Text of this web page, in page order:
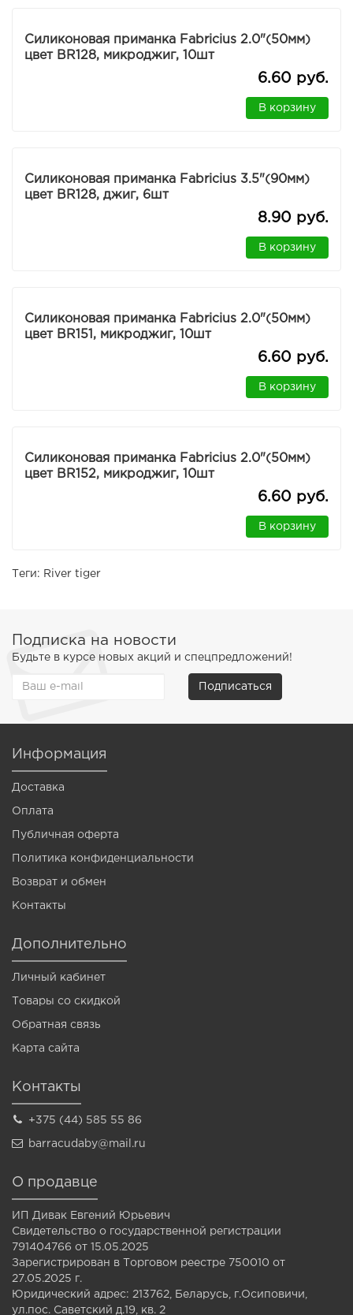
Силиконовая приманка Fabricius 2.0"(50мм)
цвет BR128, микроджиг, 10шт
6.60 руб.
В корзину
Силиконовая приманка Fabricius 3.5"(90мм)
цвет BR128, джиг, 6шт
8.90 руб.
В корзину
Силиконовая приманка Fabricius 2.0"(50мм)
цвет BR151, микроджиг, 10шт
6.60 руб.
В корзину
Силиконовая приманка Fabricius 2.0"(50мм)
цвет BR152, микроджиг, 10шт
6.60 руб.
В корзину
Теги: River tiger
Подписка на новости
Будьте в курсе новых акций и спецпредложений!
Подписаться
Информация
Доставка
Оплата
Публичная оферта
Политика конфиденциальности
Возврат и обмен
Контакты
Дополнительно
Личный кабинет
Товары со скидкой
Обратная связь
Карта сайта
Контакты
+375 (44) 585 55 86
barracudaby@mail.ru
О продавце
ИП Дивак Евгений Юрьевич
Свидетельство о государственной регистрации
791404766 от 15.05.2025
Зарегистрирован в Торговом реестре 750010 от
27.05.2025 г.
Юридический адрес: 213762, Беларусь, г.Осиповичи,
ул.пос. Саветский д.19, кв. 2